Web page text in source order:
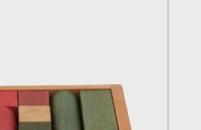
Bausteine
Bau- und Konstruktionsspielzeug
Holzwald
Kallisto Stofftiere